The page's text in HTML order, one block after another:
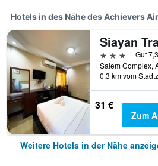
Hotels in des Nähe des Achievers
3 Sterne
Gut 7,3
0,3 km vom
31 €
Zum
Weitere Hotels in der Nähe